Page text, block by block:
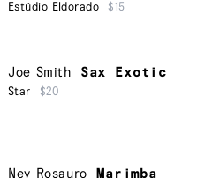
Estúdio Eldorado $15
Joe Smith Sax Exotic
Star $20
Ney Rosauro
Marimba